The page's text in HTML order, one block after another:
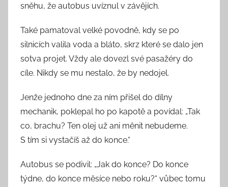
sněhu, že autobus uvíznul v závějích.
Také pamatoval velké povodně, kdy se po
silnicích valila voda a bláto, skrz které se dalo jen
sotva projet. Vždy ale dovezl své pasažéry do
cíle. Nikdy se mu nestalo, že by nedojel.
Jenže jednoho dne za ním přišel do dílny
mechanik, poklepal ho po kapotě a povídal: „Tak
co, brachu? Ten olej už ani měnit nebudeme.
S tím si vystačíš až do konce.“
Autobus se podivil: „Jak do konce? Do konce
týdne, do konce měsíce nebo roku?“ vůbec tomu